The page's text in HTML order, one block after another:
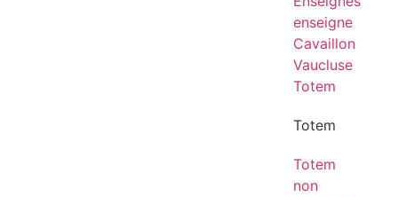
Totem
Totem
non